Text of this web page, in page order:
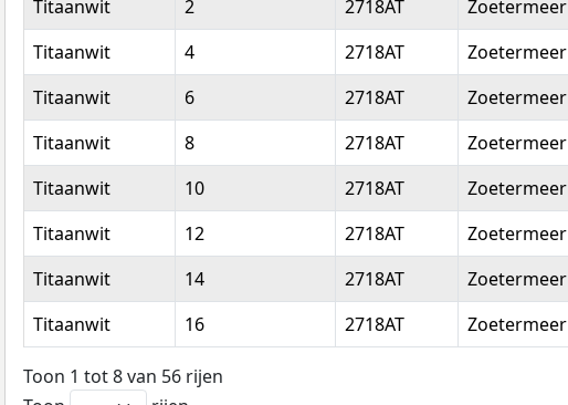
Titaanwit 2 2718AT Zoetermeer
Titaanwit
4 2718AT Zoetermeer
Titaanwit
6 2718AT Zoetermeer
Titaanwit
8 2718AT Zoetermeer
Titaanwit
10 2718AT Zoetermeer
Titaanwit
12 2718AT Zoetermeer
Titaanwit
14 2718AT Zoetermeer
Titaanwit
16 2718AT Zoetermeer
Toon 1 tot 8 van 56 rijen